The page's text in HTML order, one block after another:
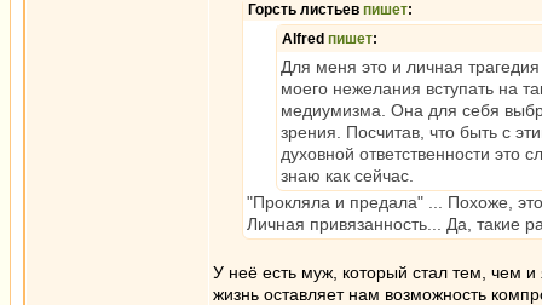
Горсть листьев пишет:
Alfred пишет:
Для меня это и личная
моего нежелания вступать на
медиумизма. Она для себя
зрения. Посчитав, что быть с
духовной ответственности
знаю как сейчас.
"Прокляла и предала" ... Похоже,
Личная привязанность... Да, такие
У неё есть муж, который стал тем, чем
жизнь оставляет нам возможность